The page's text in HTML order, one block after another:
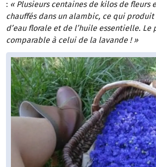
: « Plusieurs centaines de kilos de fleurs
chauffés dans un alambic, ce qui
d’eau florale et de l’huile essentielle. Le
comparable à celui de la lavande ! »